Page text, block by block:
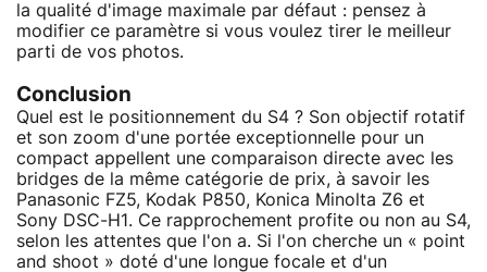
la qualité d'image maximale par défaut : pensez à
modifier ce paramètre si vous voulez tirer le meilleur
parti de vos photos.
Conclusion
Quel est le positionnement du S4 ? Son objectif rotatif
et son zoom d'une portée exceptionnelle pour un
compact appellent une comparaison directe avec les
bridges de la même catégorie de prix, à savoir les
Panasonic FZ5, Kodak P850, Konica Minolta Z6 et
Sony DSC-H1. Ce rapprochement profite ou non au S4,
selon les attentes que l'on a. Si l'on cherche un « point
and shoot » doté d'une longue focale et d'un